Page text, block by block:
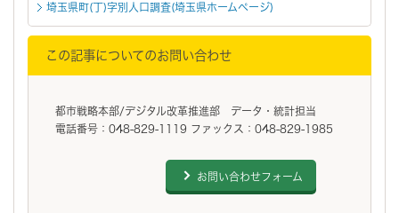
埼玉県町(丁)字別人口調査(埼玉県ホームページ)
この記事についてのお問い合わせ
都市戦略本部/デジタル改革推進部 データ・統計担当
電話番号：048-829-1119 ファックス：048-829-1985
お問い合わせフォーム